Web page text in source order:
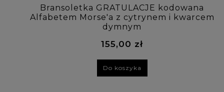
Bransoletka GRATULACJE kodowana
Alfabetem Morse'a z cytrynem i kwarcem
dymnym
155,00 zł
Do koszyka